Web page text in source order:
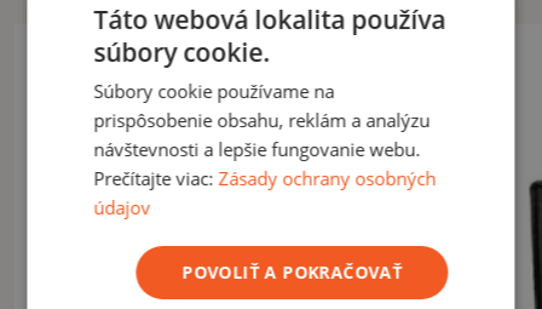
Táto webová lokalita používa
súbory cookie.
Súbory cookie používame na
prispôsobenie obsahu, reklám a analýzu
návštevnosti a lepšie fungovanie webu.
Prečítajte viac:Zásady ochrany osobných
údajov
POVOLIŤ A POKRAČOVAŤ